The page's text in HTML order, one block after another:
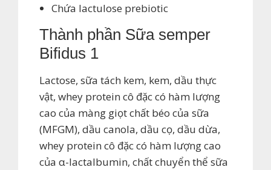
Chứa lactulose prebiotic
Thành phần Sữa semper
Bifidus 1
Lactose, sữa tách kem, kem, dầu thực
vật, whey protein cô đặc có hàm lượng
cao của màng giọt chất béo của sữa
(MFGM), dầu canola, dầu cọ, dầu dừa,
whey protein cô đặc có hàm lượng cao
của α-lactalbumin, chất chuyển thể sữa